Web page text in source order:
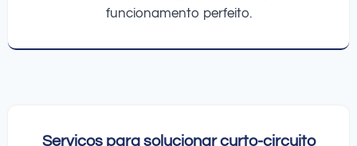
funcionamento perfeito.
Serviços para solucionar curto-circuito